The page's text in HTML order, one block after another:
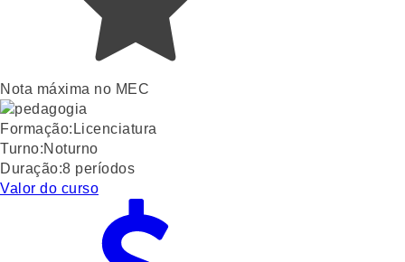
Nota máxima no MEC
Formação: Licenciatura
Turno:Noturno
Duração:8 períodos
Valor do curso